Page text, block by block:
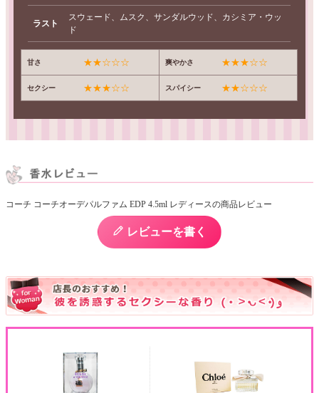
ラスト
スウェード、ムスク、サンダルウッド、カシミア・ウッ
ド
甘さ ★★☆☆☆ 爽やかさ ★★★☆☆
セクシー ★★★☆☆ スパイシー ★★☆☆☆
コーチ コーチオーデパルファム EDP 4.5ml レディースの商品レビュー
レビューを書く